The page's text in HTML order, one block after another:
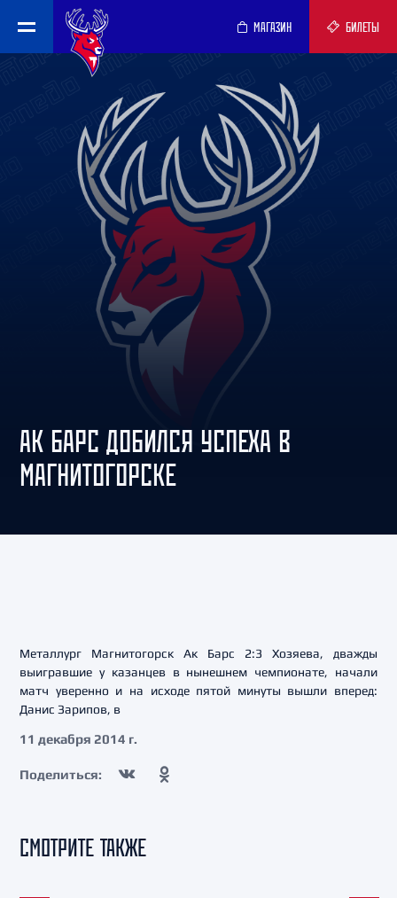
МАГАЗИН БИЛЕТЫ
АК БАРС ДОБИЛСЯ УСПЕХА В
МАГНИТОГОРСКЕ
Металлург Магнитогорск Ак Барс 2:3 Хозяева, дважды
выигравшие у казанцев в нынешнем чемпионате, начали
матч уверенно и на исходе пятой минуты вышли вперед:
Данис Зарипов, в
11 декабря 2014 г.
Поделиться:
СМОТРИТЕ ТАКЖЕ